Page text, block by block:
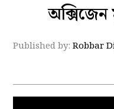
Published by:Robbar